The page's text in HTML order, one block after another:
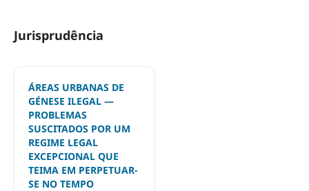
Jurisprudência
ÁREAS URBANAS DE
GÉNESE ILEGAL —
PROBLEMAS
SUSCITADOS POR UM
REGIME LEGAL
EXCEPCIONAL QUE
TEIMA EM PERPETUAR-
SE NO TEMPO